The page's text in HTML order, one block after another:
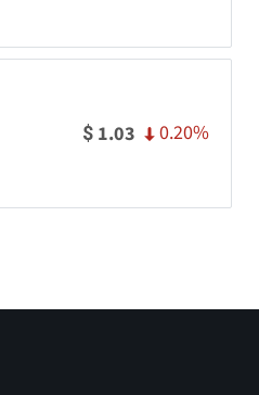
$ 1.03 0.20%